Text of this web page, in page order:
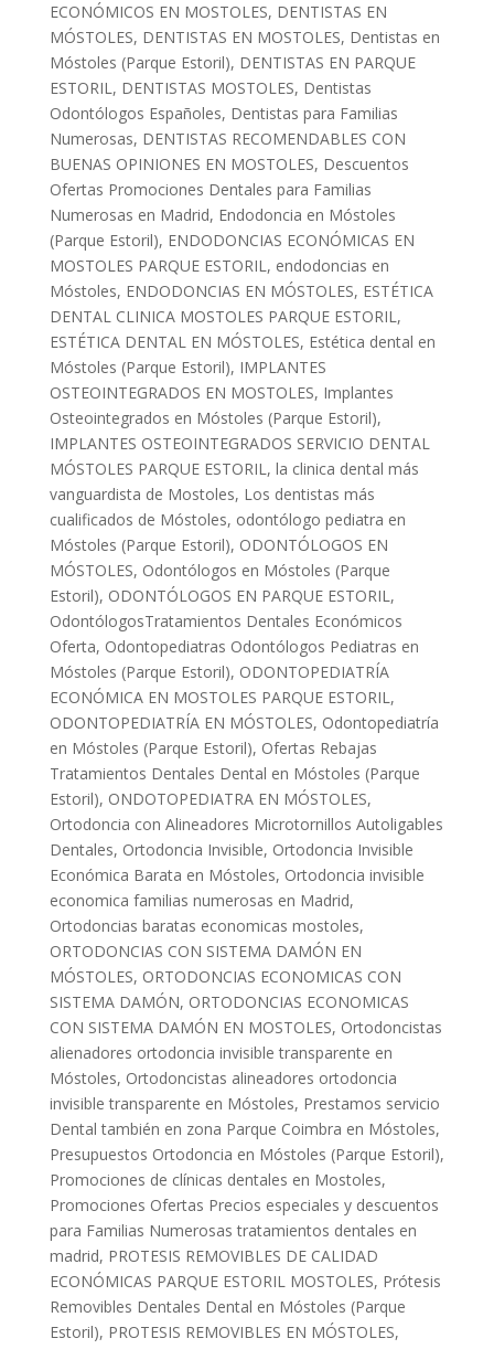
ECONÓMICOS EN MOSTOLES, DENTISTAS EN
MÓSTOLES, DENTISTAS EN MOSTOLES, Dentistas en
Móstoles (Parque Estoril), DENTISTAS EN PARQUE
ESTORIL, DENTISTAS MOSTOLES, Dentistas
Odontólogos Españoles, Dentistas para Familias
Numerosas, DENTISTAS RECOMENDABLES CON
BUENAS OPINIONES EN MOSTOLES, Descuentos
Ofertas Promociones Dentales para Familias
Numerosas en Madrid, Endodoncia en Móstoles
(Parque Estoril), ENDODONCIAS ECONÓMICAS EN
MOSTOLES PARQUE ESTORIL, endodoncias en
Móstoles, ENDODONCIAS EN MÓSTOLES, ESTÉTICA
DENTAL CLINICA MOSTOLES PARQUE ESTORIL,
ESTÉTICA DENTAL EN MÓSTOLES, Estética dental en
Móstoles (Parque Estoril), IMPLANTES
OSTEOINTEGRADOS EN MOSTOLES, Implantes
Osteointegrados en Móstoles (Parque Estoril),
IMPLANTES OSTEOINTEGRADOS SERVICIO DENTAL
MÓSTOLES PARQUE ESTORIL, la clinica dental más
vanguardista de Mostoles, Los dentistas más
cualificados de Móstoles, odontólogo pediatra en
Móstoles (Parque Estoril), ODONTÓLOGOS EN
MÓSTOLES, Odontólogos en Móstoles (Parque
Estoril), ODONTÓLOGOS EN PARQUE ESTORIL,
OdontólogosTratamientos Dentales Económicos
Oferta, Odontopediatras Odontólogos Pediatras en
Móstoles (Parque Estoril), ODONTOPEDIATRÍA
ECONÓMICA EN MOSTOLES PARQUE ESTORIL,
ODONTOPEDIATRÍA EN MÓSTOLES, Odontopediatría
en Móstoles (Parque Estoril), Ofertas Rebajas
Tratamientos Dentales Dental en Móstoles (Parque
Estoril), ONDOTOPEDIATRA EN MÓSTOLES,
Ortodoncia con Alineadores Microtornillos Autoligables
Dentales, Ortodoncia Invisible, Ortodoncia Invisible
Económica Barata en Móstoles, Ortodoncia invisible
economica familias numerosas en Madrid,
Ortodoncias baratas economicas mostoles,
ORTODONCIAS CON SISTEMA DAMÓN EN
MÓSTOLES, ORTODONCIAS ECONOMICAS CON
SISTEMA DAMÓN, ORTODONCIAS ECONOMICAS
CON SISTEMA DAMÓN EN MOSTOLES, Ortodoncistas
alienadores ortodoncia invisible transparente en
Móstoles, Ortodoncistas alineadores ortodoncia
invisible transparente en Móstoles, Prestamos servicio
Dental también en zona Parque Coimbra en Móstoles,
Presupuestos Ortodoncia en Móstoles (Parque Estoril),
Promociones de clínicas dentales en Mostoles,
Promociones Ofertas Precios especiales y descuentos
para Familias Numerosas tratamientos dentales en
madrid, PROTESIS REMOVIBLES DE CALIDAD
ECONÓMICAS PARQUE ESTORIL MOSTOLES, Prótesis
Removibles Dentales Dental en Móstoles (Parque
Estoril), PROTESIS REMOVIBLES EN MÓSTOLES,